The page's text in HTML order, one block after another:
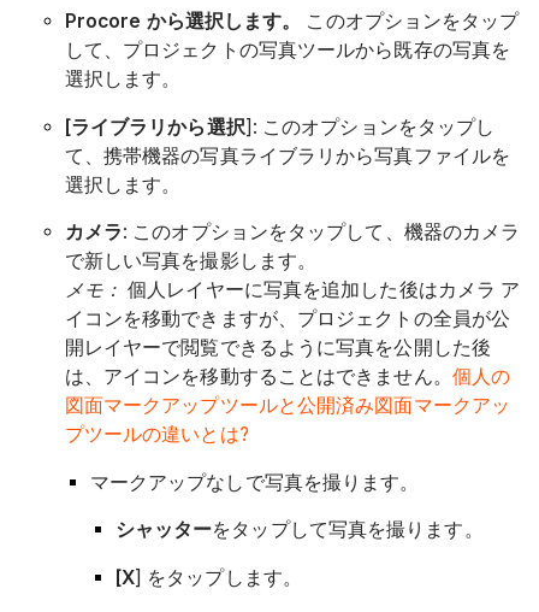
Procore から選択します。
このオプションをタップ
して、プロジェクトの写真ツールから既存の写真を
選択します。
[ライブラリから選択]: このオプションをタップし
て、携帯機器の写真ライブラリから写真ファイルを
選択します。
カメラ: このオプションをタップして、機器のカメラ
で新しい写真を撮影します。
メモ： 個人レイヤーに写真を追加した後はカメラ ア
イコンを移動できますが、プロジェクトの全員が公
開レイヤーで閲覧できるように写真を公開した後
は、アイコンを移動することはできません。 個人の
図面マークアップツールと公開済み図面マークアッ
プツールの違いとは?
マークアップなしで写真を撮ります。
シャッターをタップして写真を撮ります。
[X] をタップします。